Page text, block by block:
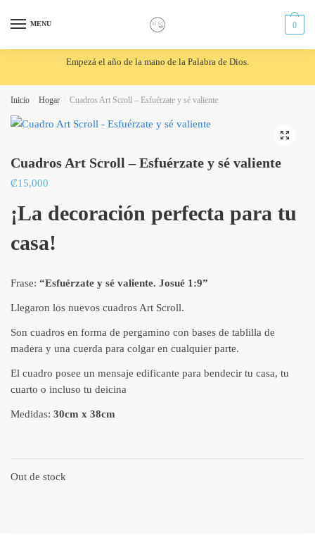
MENU 0
Empezá el año de la mano de la Palabra de Dios.
Inicio Hogar Cuadros Art Scroll – Esfuérzate y sé valiente
🔍
Cuadros Art Scroll – Esfuérzate y sé valiente
₡15,000
¡La decoración perfecta para tu
casa!
Frase: “Esfuérzate y sé valiente. Josué 1:9”
Llegaron los nuevos cuadros Art Scroll.
Son cuadros en forma de pergamino con bases de tablilla de
madera y una cuerda para colgar en cualquier parte.
El cuadro posee un mensaje edificante para bendecir tu casa, tu
cuarto o incluso tu deicina
Medidas: 30cm x 38cm
Out de stock